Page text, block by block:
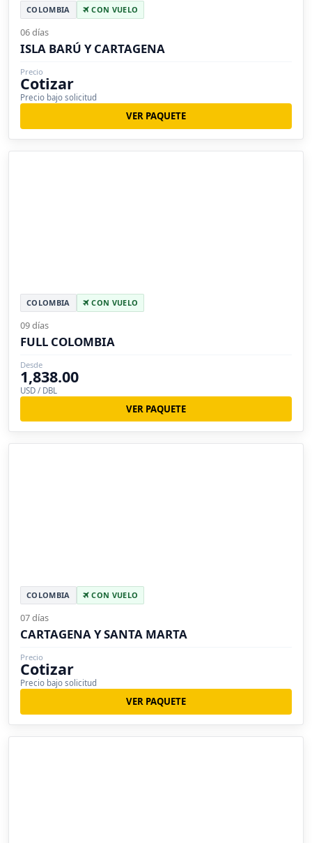
COLOMBIA CON VUELO
06 días
ISLA BARÚ Y CARTAGENA
Precio
Cotizar
Precio bajo solicitud
VER PAQUETE
COLOMBIA CON VUELO
09 días
FULL COLOMBIA
Desde
1,838.00
USD / DBL
VER PAQUETE
COLOMBIA CON VUELO
07 días
CARTAGENA Y SANTA MARTA
Precio
Cotizar
Precio bajo solicitud
VER PAQUETE